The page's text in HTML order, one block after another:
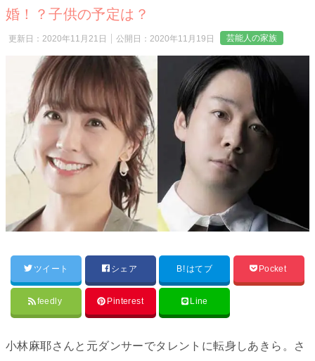
婚！？子供の予定は？
更新日： 2020年11月21日 公開日： 2020年11月19日 芸能人の家族
ツイート シェア B!はてブ Pocket
feedly Pinterest Line
小林麻耶さんと元ダンサーでタレントに転身しあきら。さ